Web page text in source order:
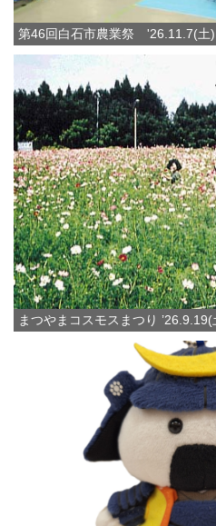
第46回白石市農業祭 '26.11.7(土)
まつやまコスモスまつり